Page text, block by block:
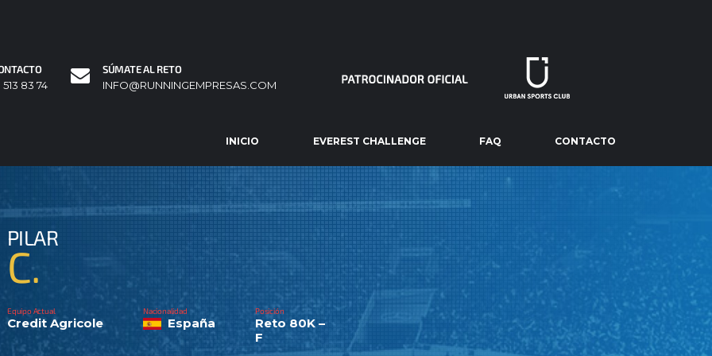
513 83 74
SÚMATE AL RETO
INFO@RUNNINGEMPRESAS.COM
INICIO EVEREST CHALLENGE FAQ CONTACTO
PILAR
C.
Equipo Actual
Credit Agricole
Nacionalidad
España
Posición
Reto 80K –
F